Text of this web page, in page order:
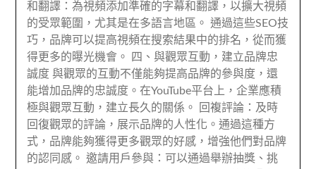
和翻譯：為視頻添加準確的字幕和翻譯，以擴大視頻
的受眾範圍，尤其是在多語言地區。 通過這些SEO技
巧，品牌可以提高視頻在搜索結果中的排名，從而獲
得更多的曝光機會。 四、與觀眾互動，建立品牌忠
誠度 與觀眾的互動不僅能夠提高品牌的參與度，還
能增加品牌的忠誠度。在YouTube平台上，企業應積
極與觀眾互動，建立長久的關係。 回複評論：及時
回復觀眾的評論，展示品牌的人性化。通過這種方
式，品牌能夠獲得更多觀眾的好感，增強他們對品牌
的認同感。 邀請用戶參與：可以通過舉辦抽獎、挑